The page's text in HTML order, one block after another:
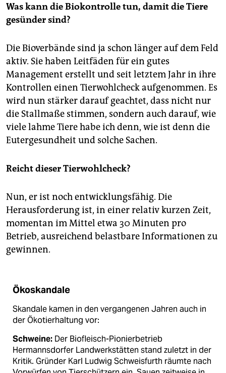
Was kann die Biokontrolle tun, damit die Tiere
gesünder sind?
Die Bioverbände sind ja schon länger auf dem Feld
aktiv. Sie haben Leitfäden für ein gutes
Management erstellt und seit letztem Jahr in ihre
Kontrollen einen Tierwohlcheck aufgenommen. Es
wird nun stärker darauf geachtet, dass nicht nur
die Stallmaße stimmen, sondern auch darauf, wie
viele lahme Tiere habe ich denn, wie ist denn die
Eutergesundheit und solche Sachen.
Reicht dieser Tierwohlcheck?
Nun, er ist noch entwicklungsfähig. Die
Herausforderung ist, in einer relativ kurzen Zeit,
momentan im Mittel etwa 30 Minuten pro
Betrieb, ausreichend belastbare Informationen zu
gewinnen.
Ökoskandale
Skandale kamen in den vergangenen Jahren auch in
der Ökotierhaltung vor:
Schweine: Der Biofleisch-Pionierbetrieb
Hermannsdorfer Landwerkstätten stand zuletzt in der
Kritik. Gründer Karl Ludwig Schweisfurth räumte nach